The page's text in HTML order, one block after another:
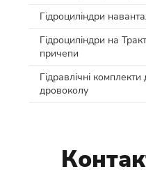
Гідроциліндри
Гідроциліндри на
причепи
Гідравлічні комплекти
дровоколу